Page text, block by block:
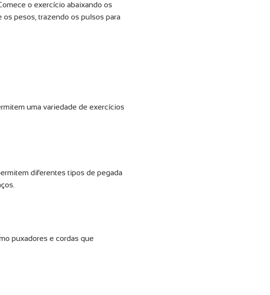
o exercício abaixando os
pesos, trazendo os pulsos para
uma variedade de exercícios
diferentes tipos de pegada
puxadores e cordas que